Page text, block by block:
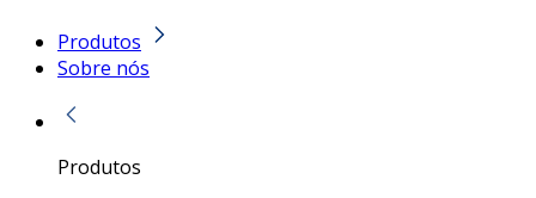
Produtos
Sobre nós
Produtos